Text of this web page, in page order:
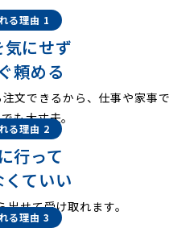
る理由 1
にせず
頼める
文できるから、仕事や家事で
も大丈夫。
る理由 2
行って
くていい
せて受け取れます。
る理由 3